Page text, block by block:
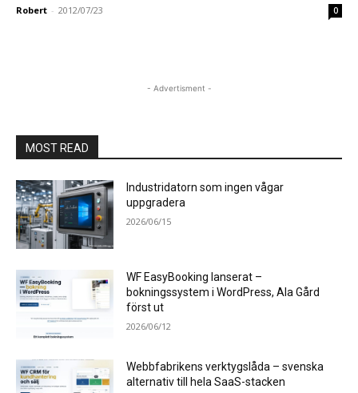
Robert - 2012/07/23 0
- Advertisment -
MOST READ
Industridatorn som ingen vågar
uppgradera
2026/06/15
WF EasyBooking lanserat –
bokningssystem i WordPress, Ala Gård
först ut
2026/06/12
Webbfabrikens verktygslåda – svenska
alternativ till hela SaaS-stacken